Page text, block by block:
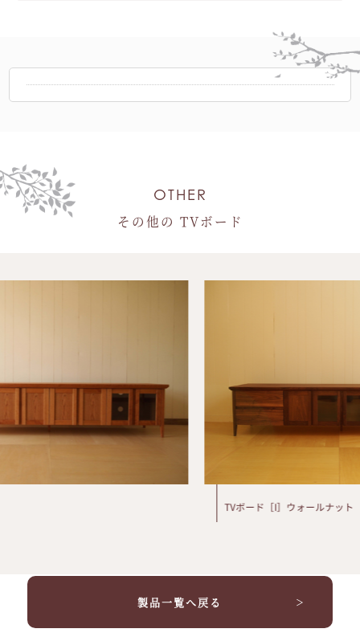
OTHER
その他の TVボード
製品一覧へ戻る ＞